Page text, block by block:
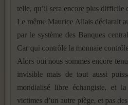
telle, qu’il sera encore plus difficile
Le même Maurice Allais déclarait
par le système des Banques
Car qui contrôle la monnaie
Alors oui nous sommes encore
invisible mais de tout aussi
mondialisé libre échangiste, et
victimes d’un autre piège, et pas